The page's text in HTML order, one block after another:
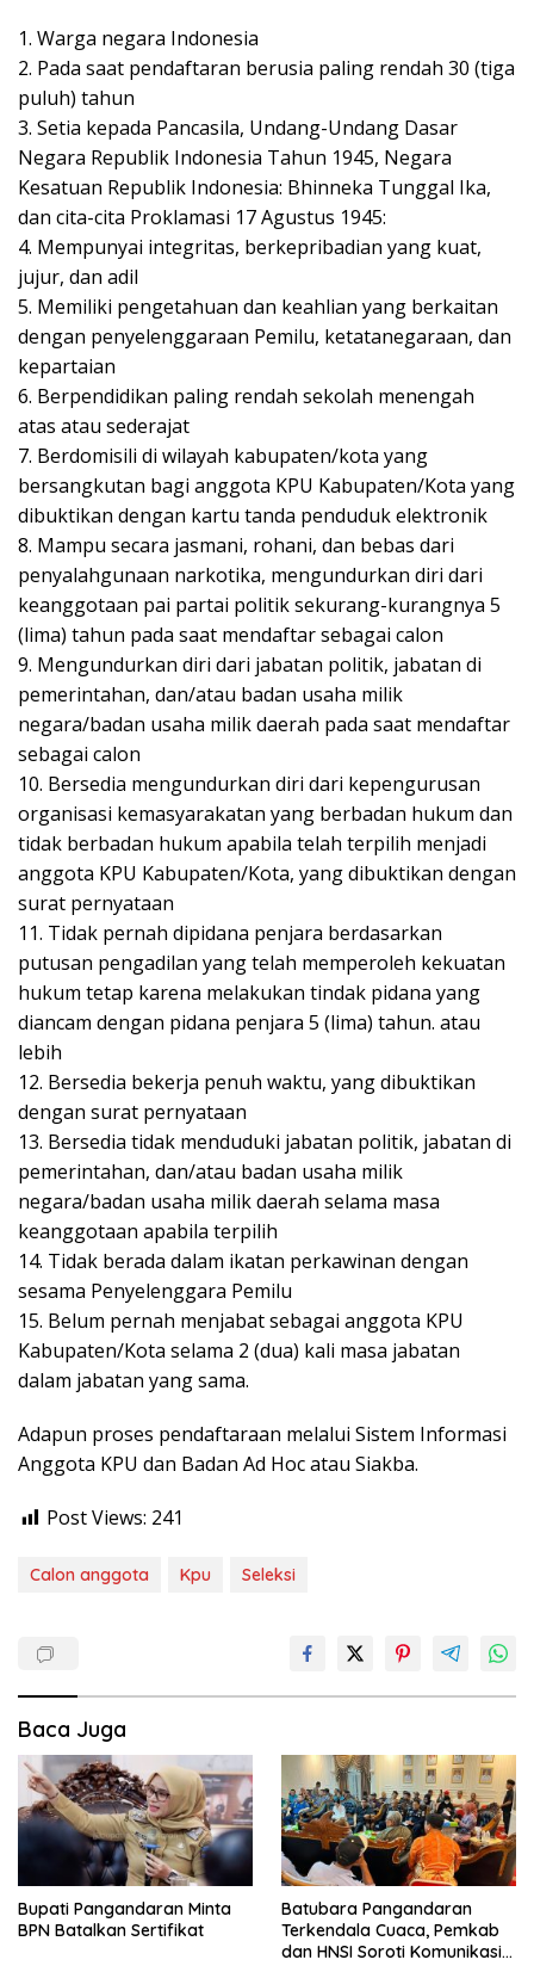
1. Warga negara Indonesia
2. Pada saat pendaftaran berusia paling rendah 30 (tiga
puluh) tahun
3. Setia kepada Pancasila, Undang-Undang Dasar
Negara Republik Indonesia Tahun 1945, Negara
Kesatuan Republik Indonesia: Bhinneka Tunggal Ika,
dan cita-cita Proklamasi 17 Agustus 1945:
4. Mempunyai integritas, berkepribadian yang kuat,
jujur, dan adil
5. Memiliki pengetahuan dan keahlian yang berkaitan
dengan penyelenggaraan Pemilu, ketatanegaraan, dan
kepartaian
6. Berpendidikan paling rendah sekolah menengah
atas atau sederajat
7. Berdomisili di wilayah kabupaten/kota yang
bersangkutan bagi anggota KPU Kabupaten/Kota yang
dibuktikan dengan kartu tanda penduduk elektronik
8. Mampu secara jasmani, rohani, dan bebas dari
penyalahgunaan narkotika, mengundurkan diri dari
keanggotaan pai partai politik sekurang-kurangnya 5
(lima) tahun pada saat mendaftar sebagai calon
9. Mengundurkan diri dari jabatan politik, jabatan di
pemerintahan, dan/atau badan usaha milik
negara/badan usaha milik daerah pada saat mendaftar
sebagai calon
10. Bersedia mengundurkan diri dari kepengurusan
organisasi kemasyarakatan yang berbadan hukum dan
tidak berbadan hukum apabila telah terpilih menjadi
anggota KPU Kabupaten/Kota, yang dibuktikan dengan
surat pernyataan
11. Tidak pernah dipidana penjara berdasarkan
putusan pengadilan yang telah memperoleh kekuatan
hukum tetap karena melakukan tindak pidana yang
diancam dengan pidana penjara 5 (lima) tahun. atau
lebih
12. Bersedia bekerja penuh waktu, yang dibuktikan
dengan surat pernyataan
13. Bersedia tidak menduduki jabatan politik, jabatan di
pemerintahan, dan/atau badan usaha milik
negara/badan usaha milik daerah selama masa
keanggotaan apabila terpilih
14. Tidak berada dalam ikatan perkawinan dengan
sesama Penyelenggara Pemilu
15. Belum pernah menjabat sebagai anggota KPU
Kabupaten/Kota selama 2 (dua) kali masa jabatan
dalam jabatan yang sama.
Adapun proses pendaftaraan melalui Sistem Informasi
Anggota KPU dan Badan Ad Hoc atau Siakba.
Post Views: 241
Calon anggota Kpu Seleksi
Baca Juga
Bupati Pangandaran Minta
BPN Batalkan Sertifikat
Batubara Pangandaran
Terkendala Cuaca, Pemkab
dan HNSI Soroti Komunikasi